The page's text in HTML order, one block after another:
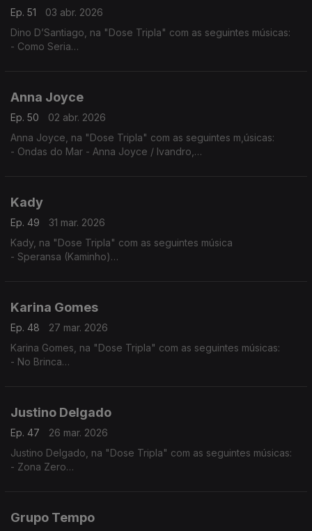
Ep. 51
03 abr. 2026
Dino D’Santiago, na "Dose Tripla" com as seguintes músicas:
- Como Seria
Anna Joyce
Ep. 50
02 abr. 2026
Anna Joyce, na "Dose Tripla" com as seguintes m,úsicas:
- Ondas do Mar - Anna Joyce / Ivandro,
Kady
Ep. 49
31 mar. 2026
Kady, na "Dose Tripla" com as seguintes música
- Speransa (Kaminho)
Karina Gomes
Ep. 48
27 mar. 2026
Karina Gomes, na "Dose Tripla" com as seguintes músicas:
- No Brinca
Justino Delgado
Ep. 47
26 mar. 2026
Justino Delgado, na "Dose Tripla" com as seguintes músicas:
- Zona Zero
Grupo Tempo